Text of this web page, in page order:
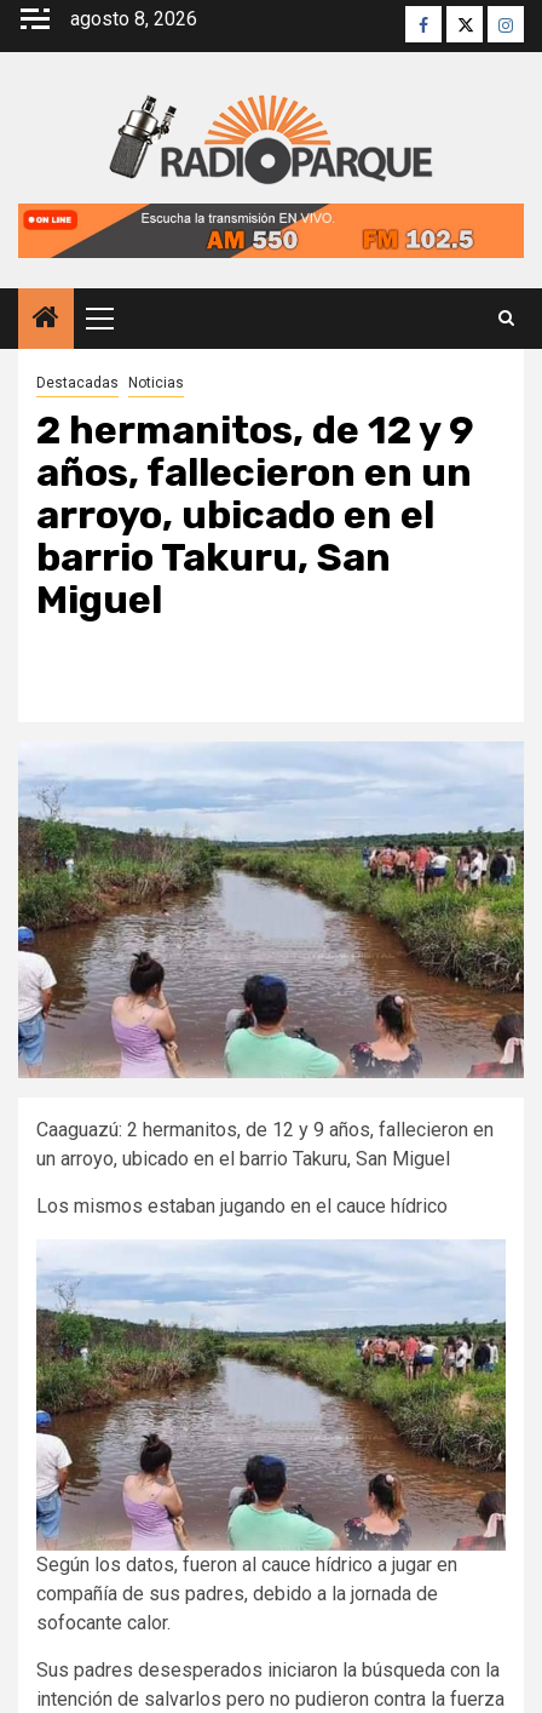
Saltar
agosto 8, 2026 Facebook
Twitter
Menú
principal
Destacadas Noticias
2 hermanitos, de 12 y 9
años, fallecieron en un
arroyo, ubicado en el
barrio Takuru, San
Miguel
Caaguazú: 2 hermanitos, de 12 y 9 años, fallecieron en
un arroyo, ubicado en el barrio Takuru, San Miguel
Los mismos estaban jugando en el cauce hídrico
Según los datos, fueron al cauce hídrico a jugar en
compañía de sus padres, debido a la jornada de
sofocante calor.
Sus padres desesperados iniciaron la búsqueda con la
intención de salvarlos pero no pudieron contra la fuerza